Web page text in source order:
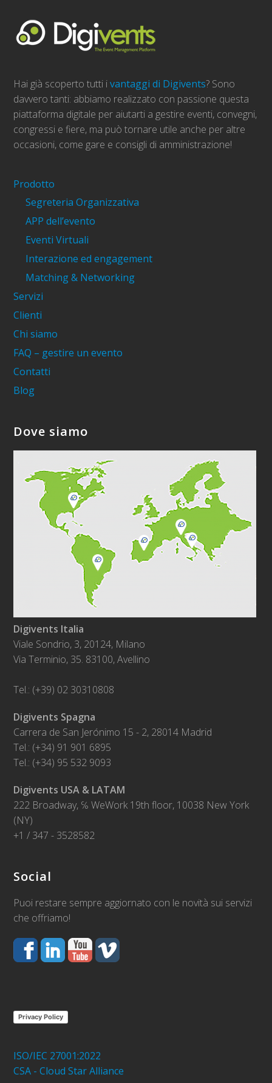
Hai già scoperto tutti ivantaggi di Digivents? Sono
davvero tanti: abbiamo realizzato con passione questa
piattaforma digitale per aiutarti a gestire eventi, convegni,
congressi e fiere, ma può tornare utile anche per altre
occasioni, come gare e consigli di amministrazione!
Prodotto
Segreteria Organizzativa
APP dell’evento
Eventi Virtuali
Interazione ed engagement
Matching & Networking
Servizi
Clienti
Chi siamo
FAQ – gestire un evento
Contatti
Blog
Dove siamo
Digivents Italia
Viale Sondrio, 3, 20124, Milano
Via Terminio, 35. 83100, Avellino
Tel.: (+39) 02 30310808
Digivents Spagna
Carrera de San Jerónimo 15 - 2, 28014 Madrid
Tel.: (+34) 91 901 6895
Tel.: (+34) 95 532 9093
Digivents USA & LATAM
222 Broadway, ℅ WeWork 19th floor, 10038 New York
(NY)
+1 / 347 - 3528582
Social
Puoi restare sempre aggiornato con le novità sui servizi
che offriamo!
Privacy Policy
ISO/IEC 27001:2022
CSA - Cloud Star Alliance